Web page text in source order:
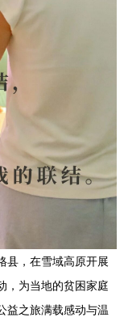
，在雪域高原开展
，为当地的贫困家庭
益之旅满载感动与温